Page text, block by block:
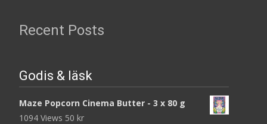
Recent Posts
Godis & läsk
Maze Popcorn Cinema Butter - 3 x 80 g
1094 Views 50 kr